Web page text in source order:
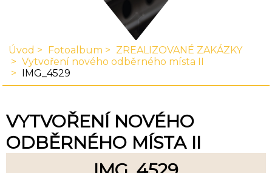
Úvod Fotoalbum
ZREALIZOVANÉ ZAKÁZKY
Vytvoření nového odběrného místa II
IMG_4529
VYTVOŘENÍ NOVÉHO
ODBĚRNÉHO MÍSTA II